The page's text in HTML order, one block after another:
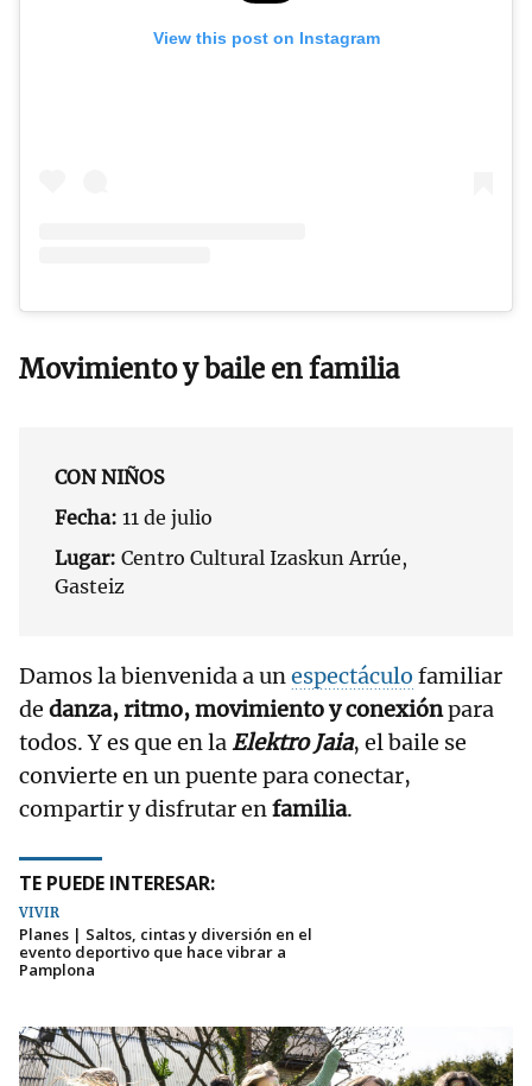
View this post on Instagram
Movimiento y baile en familia
CON NIÑOS
Fecha: 11 de julio
Lugar: Centro Cultural Izaskun Arrúe,
Gasteiz
Damos la bienvenida a unespectáculo familiar
de danza, ritmo, movimiento y conexiónpara
todos. Y es que en laElektro Jaia, el baile se
convierte en un puente para conectar,
compartir y disfrutar enfamilia.
TE PUEDE INTERESAR:
VIVIR
Planes | Saltos, cintas y diversión en el
evento deportivo que hace vibrar a
Pamplona